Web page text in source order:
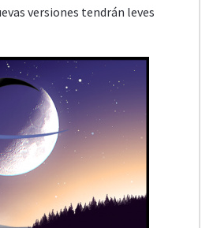
versiones tendrán leves